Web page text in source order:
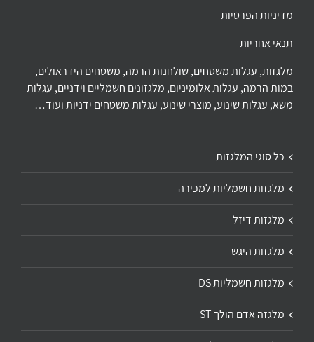
מדיניות הפרטיות
תנאי אחריות
מלגזות, עגלות משטחים, שולחנות הרמה, משטחים הידראולים,
במות הרמה, עגלות אלומיניום, מלגזונים חשמליים וידניים, עגלות
משא, עגלות שינוע, מוצרי שינוע, עגלות משטחים ידניות ועוד…
כל סוגי המלגזות
מלגזות חשמליות למכירה
מלגזות דיזל
מלגזות היגש
מלגזות חשמליות DS
מלגזה אדם הולך ST